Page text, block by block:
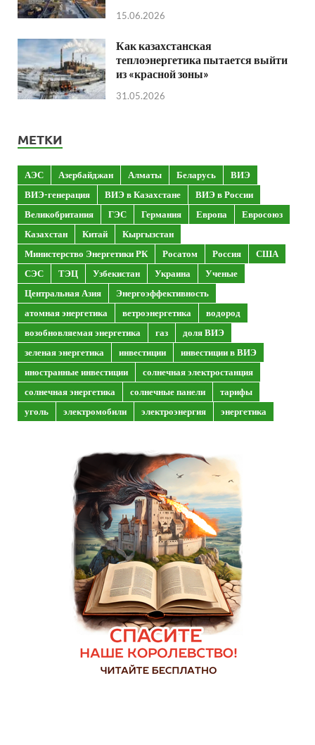
15.06.2026
Как казахстанская
теплоэнергетика пытается выйти
из «красной зоны»
31.05.2026
МЕТКИ
АЭС Азербайджан Алматы Беларусь
ВИЭ
ВИЭ-генерация
ВИЭ в Казахстане
ВИЭ в России
Великобритания
ГЭС Германия Европа
Евросоюз
Казахстан
Китай
Кыргызстан
Министерство Энергетики РК
Росатом Россия
США
СЭС
ТЭЦ Узбекистан Украина
Ученые
Центральная Азия
Энергоэффективность
атомная энергетика
ветроэнергетика
водород
возобновляемая энергетика
газ
доля ВИЭ
зеленая энергетика
инвестиции
инвестиции в ВИЭ
иностранные инвестиции
солнечная электростанция
солнечная энергетика
солнечные панели
тарифы
уголь
электромобили электроэнергия энергетика